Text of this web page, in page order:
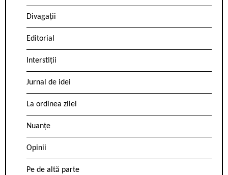
Divagații
Editorial
Interstiții
Jurnal de idei
La ordinea zilei
Nuanțe
Opinii
Pe de altă parte